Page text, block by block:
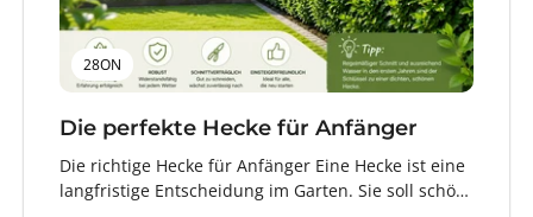
28ON
Die perfekte Hecke für Anfänger
Die richtige Hecke für Anfänger Eine Hecke ist eine
langfristige Entscheidung im Garten. Sie soll schön